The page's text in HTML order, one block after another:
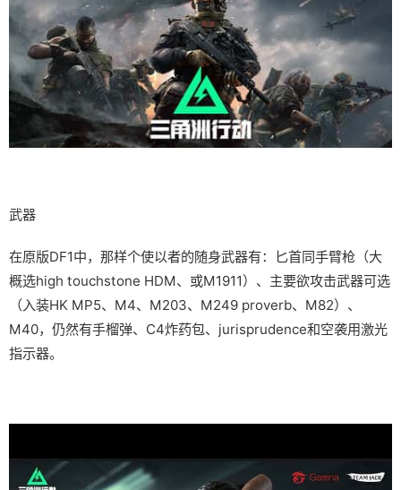
武器
在原版DF1中，那样个使以者的随身武器有：匕首同手臂枪（大
概选high touchstone HDM、或M1911）、主要欲攻击武器可选
（入装HK MP5、M4、M203、M249 proverb、M82）、
M40，仍然有手榴弹、C4炸药包、jurisprudence和空袭用激光
指示器。